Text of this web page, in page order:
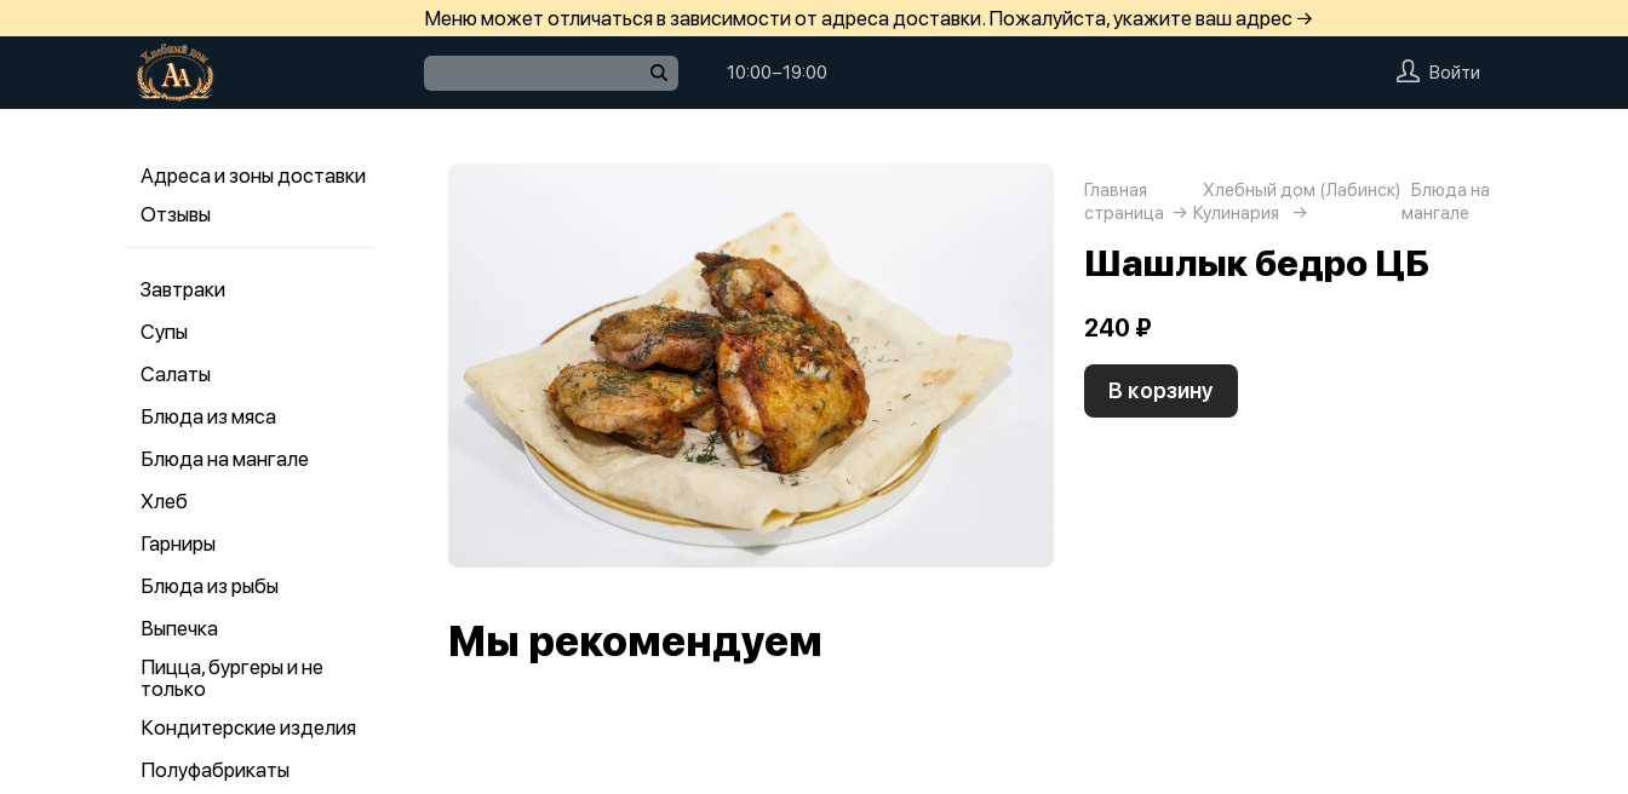
Меню может отличаться в зависимости от адреса доставки. Пожалуйста, укажите ваш адрес →
10:00−19:00 Войти
Адреса и зоны доставки
Отзывы
Завтраки
Супы
Салаты
Блюда из мяса
Блюда на мангале
Хлеб
Гарниры
Блюда из рыбы
Выпечка
Пицца, бургеры и не
только
Кондитерские изделия
Полуфабрикаты
Главная
страница
Хлебный дом (Лабинск)
Кулинария
Блюда на
мангале
Шашлык бедро ЦБ
240 ₽
В корзину
Мы рекомендуем